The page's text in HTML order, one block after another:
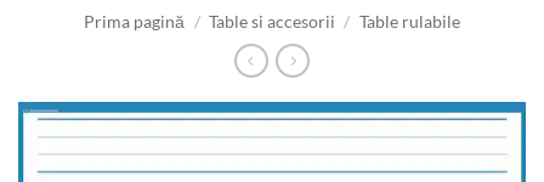
Prima pagină / Table si accesorii / Table rulabile